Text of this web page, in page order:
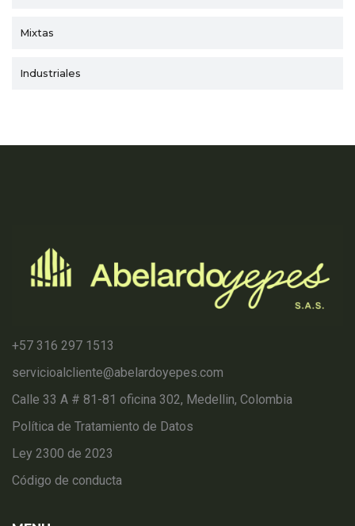
Mixtas
Industriales
+57 316 297 1513
servicioalcliente@abelardoyepes.com
Calle 33 A # 81-81 oficina 302, Medellin, Colombia
Política de Tratamiento de Datos
Ley 2300 de 2023
Código de conducta